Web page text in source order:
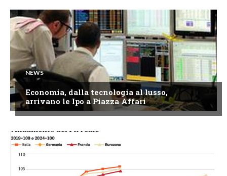
NEWS
Economia, dalla tecnologia al lusso,
arrivano le Ipo a Piazza Affari